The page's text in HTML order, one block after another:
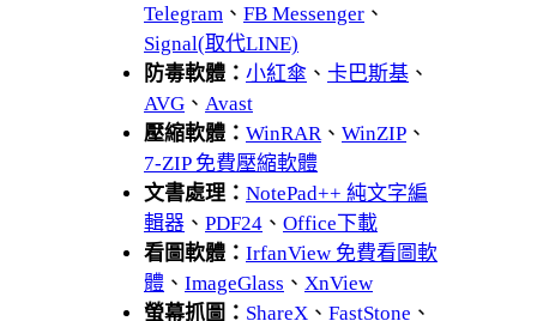
Telegram 、 FB Messenger 、
Signal(取代LINE)
防毒軟體： 小紅傘 、 卡巴斯基 、
AVG 、 Avast
壓縮軟體： WinRAR 、 WinZIP 、
7-ZIP 免費壓縮軟體
文書處理： NotePad++ 純文字編
輯器 、 PDF24 、 Office下載
看圖軟體： IrfanView 免費看圖軟
體 、 ImageGlass 、 XnView
螢幕抓圖： ShareX 、 FastStone 、